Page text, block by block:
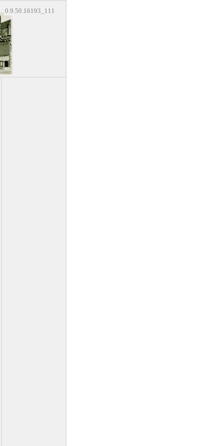
0.9.50.16193_111